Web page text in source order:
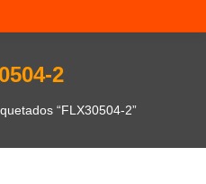
2
“FLX30504-2”